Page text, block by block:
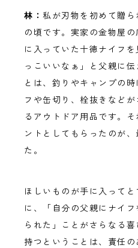
林： 私が刃物を初めて贈
の頃です。実家の金物屋
に入っていた十徳ナイフ
っこいいなぁ」と父親に
とは、釣りやキャンプの
フや缶切り、栓抜きなど
るアウトドア用品です。
ントとしてもらったのが
た。
ほしいものが手に入って
に、「自分の父親にナイ
られた」ことがさらなる
持つということは、責任